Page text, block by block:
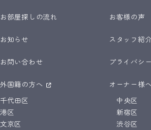
お部屋探しの流れ お客様の声
お知らせ スタッフ紹
お問い合わせ プライバシ
外国籍の方へ
オーナー様へ
千代田区
中央区
港区
新宿区
文京区
渋谷区